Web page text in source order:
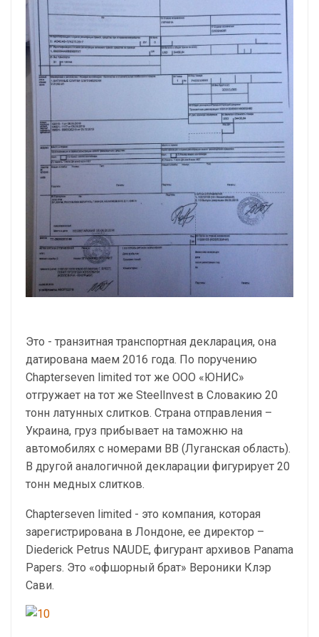
Это - транзитная транспортная декларация, она
датирована маем 2016 года. По поручению
Chapterseven limited тот же ООО «ЮНИС»
отгружает на тот же SteelInvest в Словакию 20
тонн латунных слитков. Страна отправления –
Украина, груз прибывает на таможню на
автомобилях с номерами ВВ (Луганская область).
В другой аналогичной декларации фигурирует 20
тонн медных слитков.
Chapterseven limited - это компания, которая
зарегистрирована в Лондоне, ее директор –
Diederick Petrus NAUDE, фигурант архивов Panama
Papers. Это «офшорный брат» Вероники Клэр
Сави.